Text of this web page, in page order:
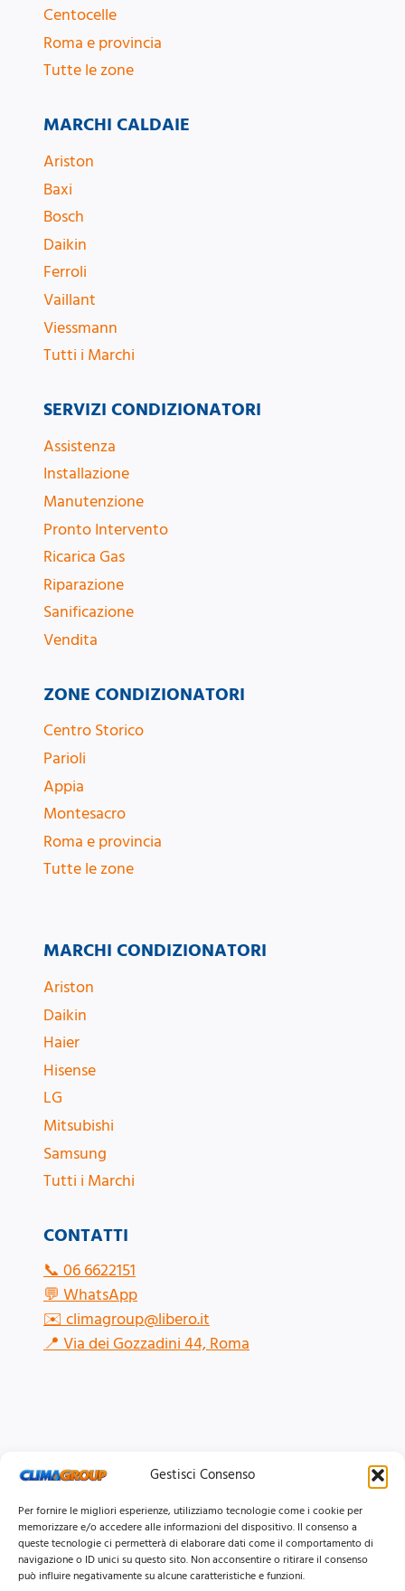
Gestisci Consenso
Per fornire le migliori esperienze, utilizziamo tecnologie come i cookie per
memorizzare e/o accedere alle informazioni del dispositivo. Il consenso a
queste tecnologie ci permetterà di elaborare dati come il comportamento di
navigazione o ID unici su questo sito. Non acconsentire o ritirare il consenso
può influire negativamente su alcune caratteristiche e funzioni.
Centocelle
Roma e provincia
Tutte le zone
MARCHI CALDAIE
Ariston
Baxi
Bosch
Daikin
Ferroli
Vaillant
Viessmann
Tutti i Marchi
ZONE CONDIZIONATORI
Centro Storico
Parioli
Appia
Montesacro
Roma e provincia
Tutte le zone
SERVIZI CONDIZIONATORI
Assistenza
Installazione
Manutenzione
Pronto Intervento
Ricarica Gas
Riparazione
Sanificazione
Vendita
CONTATTI
📞06 6622151
💬WhatsApp
✉️climagroup@libero.it
📍Via dei Gozzadini 44, Roma
MARCHI CONDIZIONATORI
Ariston
Daikin
Haier
Hisense
LG
Mitsubishi
Samsung
Tutti i Marchi